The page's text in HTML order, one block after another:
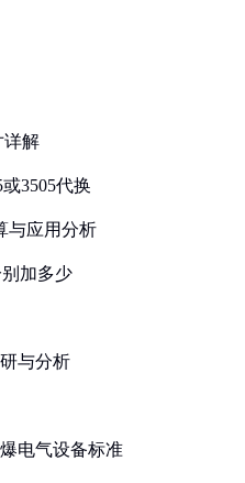
详解
3505代换
与应用分析
加多少
与分析
电气设备标准